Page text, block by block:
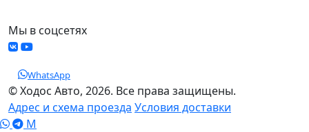
Мы в соцсетях
WhatsApp
© Ходос Авто, 2026. Все права защищены.
Адрес и схема проезда Условия доставки
M